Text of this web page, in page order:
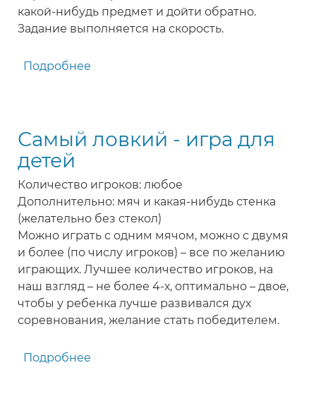
какой-нибудь предмет и дойти обратно.
Задание выполняется на скорость.
Подробнее
игра
для
Самый ловкий - игра для
детей
Количество игроков: любое
Дополнительно: мяч и какая-нибудь стенка
(желательно без стекол)
Можно играть с одним мячом, можно с двумя
и более (по числу игроков) – все по желанию
играющих. Лучшее количество игроков, на
наш взгляд – не более 4-х, оптимально – двое,
чтобы у ребенка лучше развивался дух
соревнования, желание стать победителем.
Подробнее